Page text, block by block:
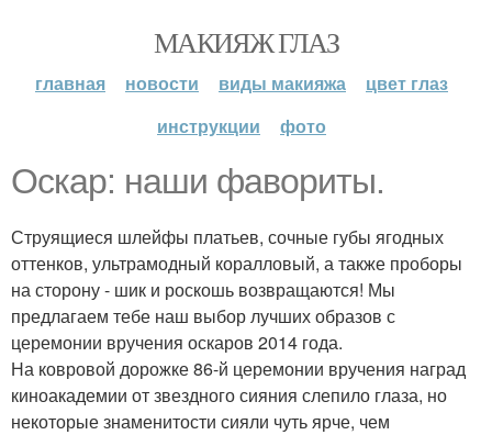
МАКИЯЖ ГЛАЗ
главная новости виды макияжа
цвет глаз
инструкции
фото
Оскар: наши фавориты.
Струящиеся шлейфы платьев, сочные губы ягодных
оттенков, ультрамодный коралловый, а также проборы
на сторону - шик и роскошь возвращаются! Мы
предлагаем тебе наш выбор лучших образов с
церемонии вручения оскаров 2014 года.
На ковровой дорожке 86-й церемонии вручения наград
киноакадемии от звездного сияния слепило глаза, но
некоторые знаменитости сияли чуть ярче, чем